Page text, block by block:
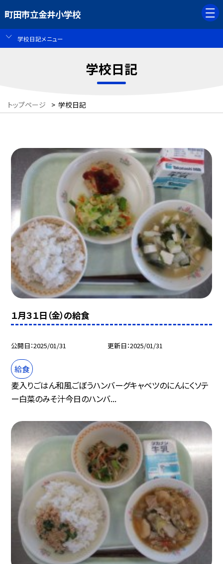
町田市立金井小学校
学校日記メニュー
学校日記
トップページ > 学校日記
１月３１日（金）の給食
公開日 2025/01/31 更新日 2025/01/31
給食
麦入りごはん和風ごぼうハンバーグキャベツのにんにくソテ
ー白菜のみそ汁今日のハンバ...